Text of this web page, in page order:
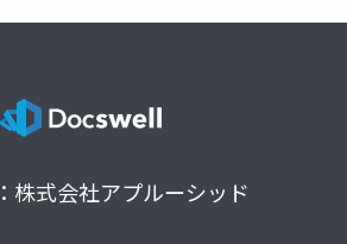
株式会社アプルーシッド